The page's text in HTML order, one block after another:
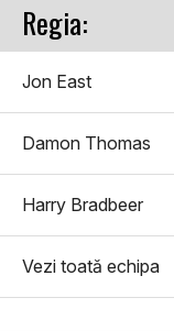
Regia:
Jon East
Damon Thomas
Harry Bradbeer
Vezi toată echipa